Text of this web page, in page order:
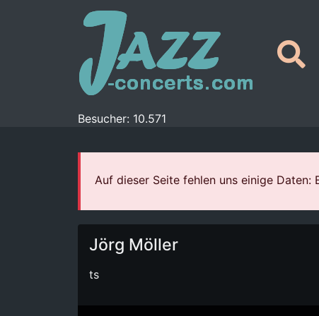
Besucher: 10.571
Auf dieser Seite fehlen uns einige Daten:
Jörg Möller
ts